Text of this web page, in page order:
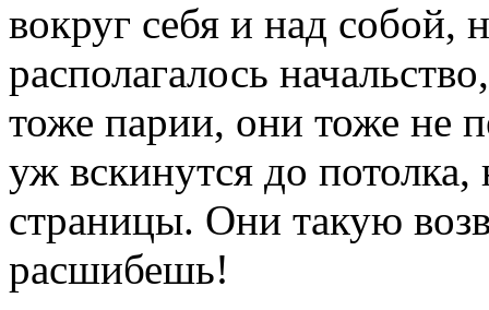
вокруг себя и над собой,
располагалось
тоже парии, они тоже не
уж вскинутся до потолка,
страницы. Они такую
расшибешь!